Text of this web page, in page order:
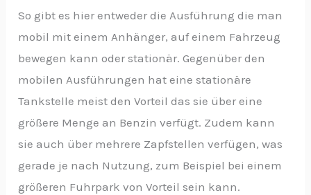
So gibt es hier entweder die Ausführung die man
mobil mit einem Anhänger, auf einem Fahrzeug
bewegen kann oder stationär. Gegenüber den
mobilen Ausführungen hat eine stationäre
Tankstelle meist den Vorteil das sie über eine
größere Menge an Benzin verfügt. Zudem kann
sie auch über mehrere Zapfstellen verfügen, was
gerade je nach Nutzung, zum Beispiel bei einem
größeren Fuhrpark von Vorteil sein kann.